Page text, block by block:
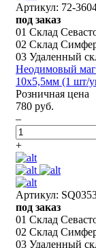
Артикул: 72-
под заказ
01 Склад
02 Склад
03 Удаленный
Неодимовый
10х5,5мм (1 шт/
Розничная цена
780 руб.
–
+
Артикул:
под заказ
01 Склад
02 Склад
03 Удаленный